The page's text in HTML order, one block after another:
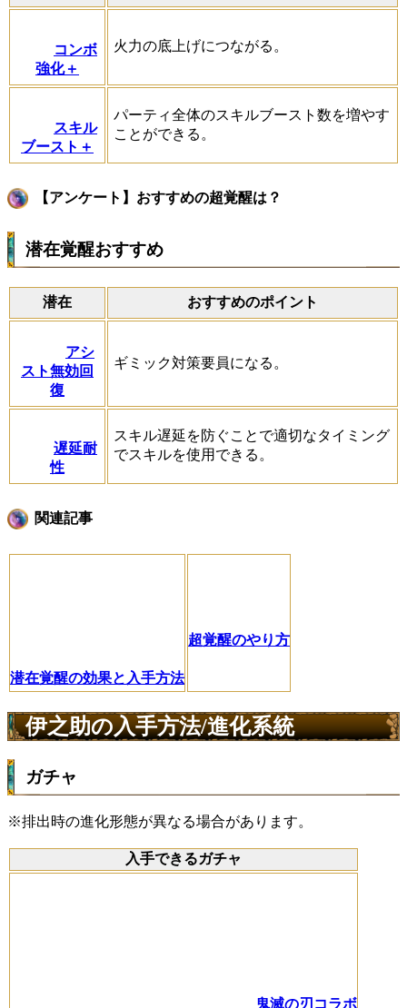
コンボ
強化＋
火力の底上げにつながる。
スキル
ブースト＋
パーティ全体のスキルブースト数を増やす
ことができる。
【アンケート】おすすめの超覚醒は？
潜在覚醒おすすめ
潜在 おすすめのポイント
アシ
スト無効回
復
ギミック対策要員になる。
遅延耐
性
スキル遅延を防ぐことで適切なタイミング
でスキルを使用できる。
関連記事
潜在覚醒の効果と入手方法
超覚醒のやり方
伊之助の入手方法/進化系統
ガチャ
※排出時の進化形態が異なる場合があります。
入手できるガチャ
鬼滅の刃コラボ